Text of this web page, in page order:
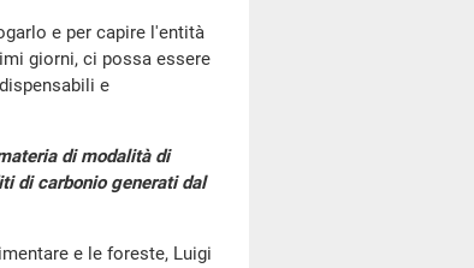
e per capire l'entità
giorni, ci possa essere
e
di modalità di
di carbonio generati dal
e le foreste, Luigi